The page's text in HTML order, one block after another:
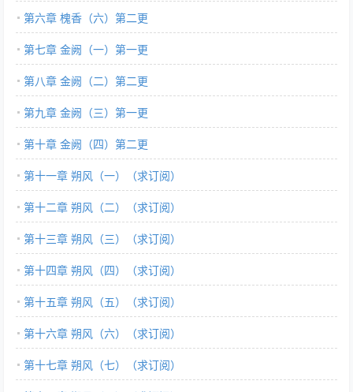
第六章 槐香（六）第二更
第七章 金阙（一）第一更
第八章 金阙（二）第二更
第九章 金阙（三）第一更
第十章 金阙（四）第二更
第十一章 朔风（一）（求订阅）
第十二章 朔风（二）（求订阅）
第十三章 朔风（三）（求订阅）
第十四章 朔风（四）（求订阅）
第十五章 朔风（五）（求订阅）
第十六章 朔风（六）（求订阅）
第十七章 朔风（七）（求订阅）